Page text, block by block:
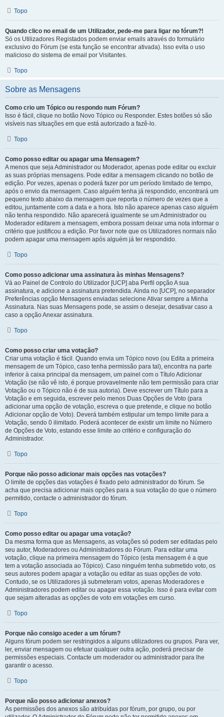
Topo
Quando clico no email de um Utilizador, pede-me para ligar no fórum?!
Só os Utilizadores Registados podem enviar emails através do formulário
exclusivo do Fórum (se esta função se encontrar ativada). Isso evita o uso
malicioso do sistema de email por Visitantes.
Topo
Sobre as Mensagens
Como crio um Tópico ou respondo num Fórum?
Isso é fácil, clique no botão Novo Tópico ou Responder. Estes botões só são
visíveis nas situações em que está autorizado a fazê-lo.
Topo
Como posso editar ou apagar uma Mensagem?
A menos que seja Administrador ou Moderador, apenas pode editar ou excluir
as suas próprias mensagens. Pode editar a mensagem clicando no botão de
edição. Por vezes, apenas o poderá fazer por um período limitado de tempo,
após o envio da mensagem. Caso alguém tenha já respondido, encontrará um
pequeno texto abaixo da mensagem que reporta o número de vezes que a
editou, juntamente com a data e a hora. Isto não aparece apenas caso alguém
não tenha respondido. Não aparecerá igualmente se um Administrador ou
Moderador editarem a mensagem, embora possam deixar uma nota informar o
critério que justificou a edição. Por favor note que os Utilizadores normais não
podem apagar uma mensagem após alguém já ter respondido.
Topo
Como posso adicionar uma assinatura às minhas Mensagens?
Vá ao Painel de Controlo do Utilizador [UCP] aba Perfil opção A sua
assinatura, e adicione a assinatura pretendida. Ainda no [UCP], no separador
Preferências opção Mensagens enviadas selecione Ativar sempre a Minha
Assinatura. Nas suas Mensagens pode, se assim o desejar, desativar caso a
caso a opção Anexar assinatura.
Topo
Como posso criar uma votação?
Criar uma votação é fácil. Quando envia um Tópico novo (ou Edita a primeira
mensagem de um Tópico, caso tenha permissão para tal), encontra na parte
inferior à caixa principal da mensagem, um painel com o Título Adicionar
Votação (se não vê isto, é porque provavelmente não tem permissão para criar
Votação ou o Tópico não é de sua autoria). Deve escrever um Título para a
Votação e em seguida, escrever pelo menos Duas Opções de Voto (para
adicionar uma opção de votação, escreva o que pretende, e clique no botão
Adicionar opção de Voto). Deverá também estipular um tempo limite para a
Votação, sendo 0 ilimitado. Poderá acontecer de existir um limite no Número
de Opções de Voto, estando esse limite ao critério e configuração do
Administrador.
Topo
Porque não posso adicionar mais opções nas votações?
O limite de opções das votações é fixado pelo administrador do fórum. Se
acha que precisa adicionar mais opções para a sua votação do que o número
permitido, contacte o administrador do fórum.
Topo
Como posso editar ou apagar uma votação?
Da mesma forma que as Mensagens, as votações só podem ser editadas pelo
seu autor, Moderadores ou Administradores do Fórum. Para editar uma
votação, clique na primeira mensagem do Tópico (esta mensagem é a que
tem a votação associada ao Tópico). Caso ninguém tenha submetido voto, os
seus autores podem apagar a votação ou editar as suas opções de voto.
Contudo, se os Utilizadores já submeteram votos, apenas Moderadores e
Administradores podem editar ou apagar essa votação. Isso é para evitar com
que sejam alteradas as opções de voto em votações em curso.
Topo
Porque não consigo aceder a um fórum?
Alguns fórum podem ser restringidos a alguns utilizadores ou grupos. Para ver,
ler, enviar mensagem ou efetuar qualquer outra ação, poderá precisar de
permissões especiais. Contacte um moderador ou administrador para lhe
garantir o acesso.
Topo
Porque não posso adicionar anexos?
As permissões dos anexos são atribuídas por fórum, por grupo, ou por